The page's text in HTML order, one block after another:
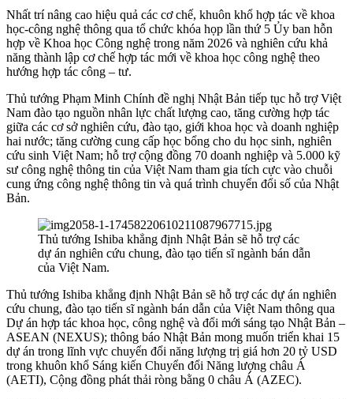
Nhất trí nâng cao hiệu quả các cơ chế, khuôn khổ hợp tác về khoa
học-công nghệ thông qua tổ chức khóa họp lần thứ 5 Ủy ban hỗn
hợp về Khoa học Công nghệ trong năm 2026 và nghiên cứu khả
năng thành lập cơ chế hợp tác mới về khoa học công nghệ theo
hướng hợp tác công – tư.
Thủ tướng Phạm Minh Chính đề nghị Nhật Bản tiếp tục hỗ trợ Việt
Nam đào tạo nguồn nhân lực chất lượng cao, tăng cường hợp tác
giữa các cơ sở nghiên cứu, đào tạo, giới khoa học và doanh nghiệp
hai nước; tăng cường cung cấp học bổng cho du học sinh, nghiên
cứu sinh Việt Nam; hỗ trợ cộng đồng 70 doanh nghiệp và 5.000 kỹ
sư công nghệ thông tin của Việt Nam tham gia tích cực vào chuỗi
cung ứng công nghệ thông tin và quá trình chuyển đổi số của Nhật
Bản.
Thủ tướng Ishiba khẳng định Nhật Bản sẽ hỗ trợ các
dự án nghiên cứu chung, đào tạo tiến sĩ ngành bán dẫn
của Việt Nam.
Thủ tướng Ishiba khẳng định Nhật Bản sẽ hỗ trợ các dự án nghiên
cứu chung, đào tạo tiến sĩ ngành bán dẫn của Việt Nam thông qua
Dự án hợp tác khoa học, công nghệ và đổi mới sáng tạo Nhật Bản –
ASEAN (NEXUS); thông báo Nhật Bản mong muốn triển khai 15
dự án trong lĩnh vực chuyển đổi năng lượng trị giá hơn 20 tỷ USD
trong khuôn khổ Sáng kiến Chuyển đổi Năng lượng châu Á
(AETI), Cộng đồng phát thải ròng bằng 0 châu Á (AZEC).